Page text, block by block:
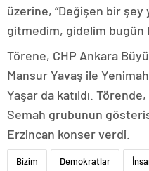
üzerine, “Değişen bir
gitmedim, gidelim bugün
Törene, CHP Ankara
Mansur Yavaş ile
Yaşar da katıldı.
Semah grubunun
Erzincan konser verdi.
Bizim Demokratlar